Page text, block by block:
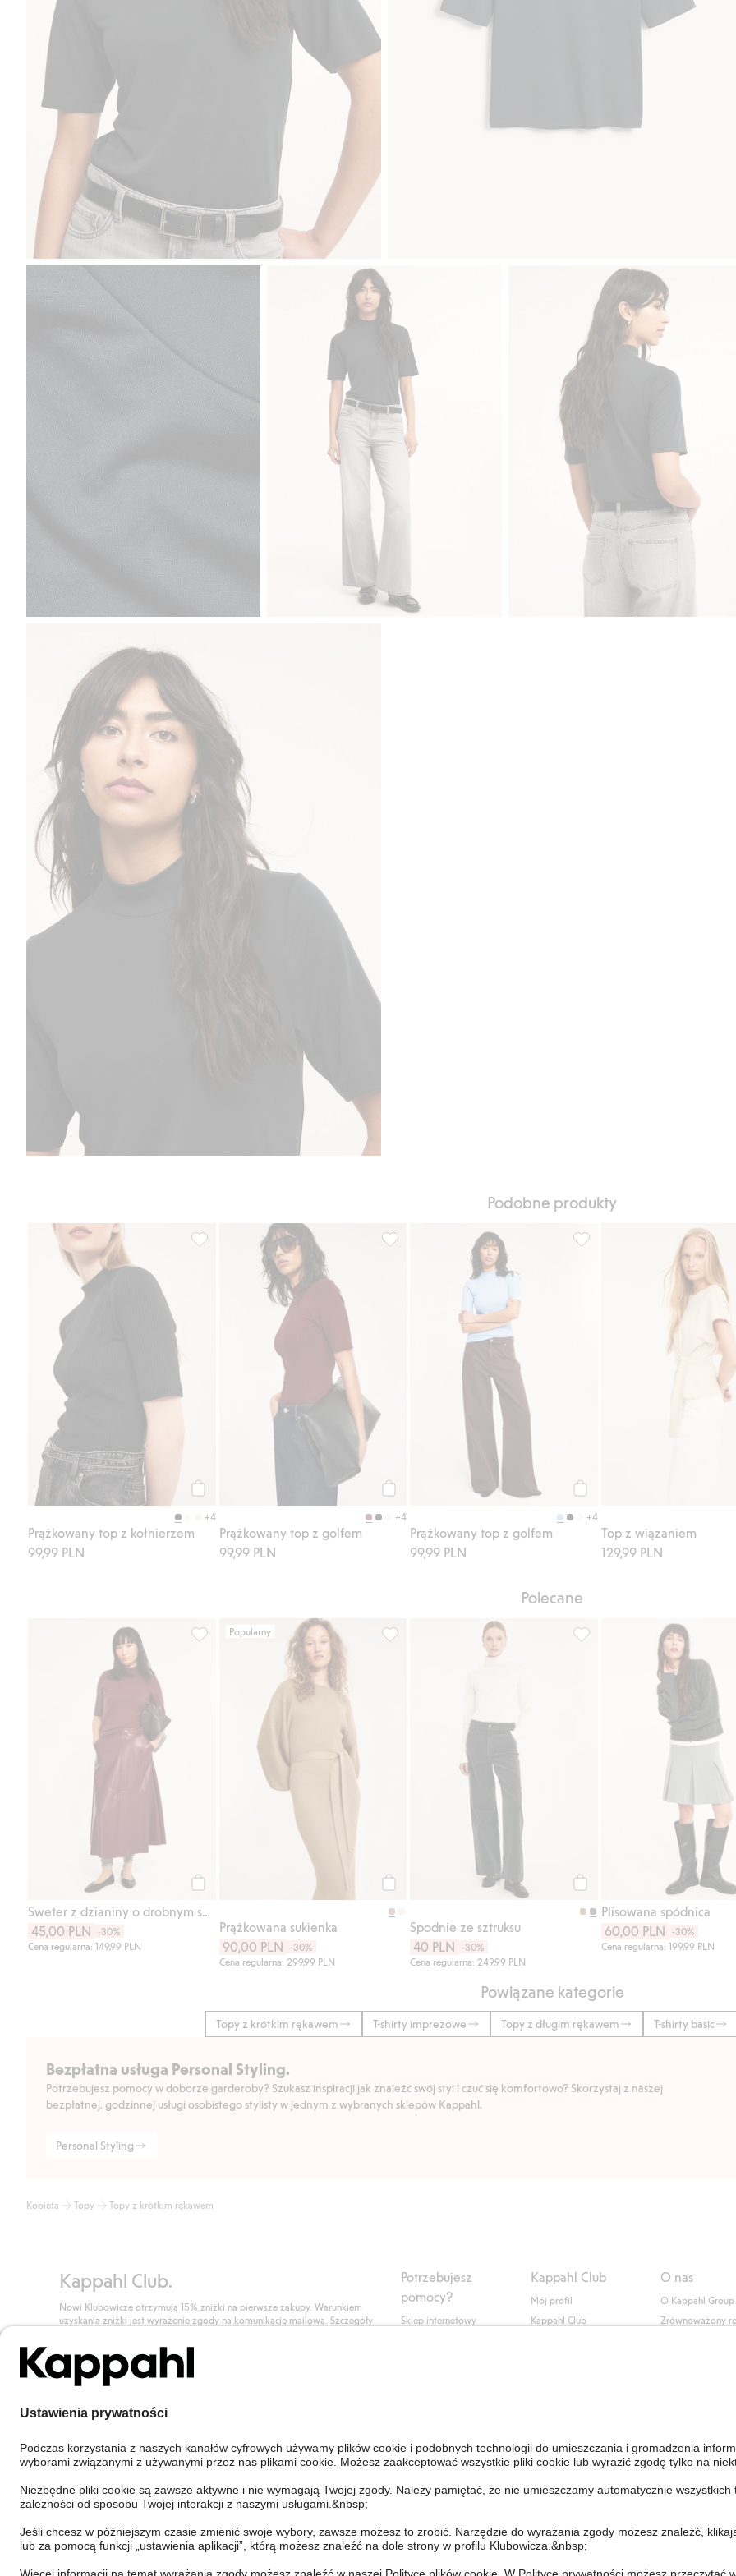
Podobne produkty
+4
Prążkowany top z kołnierzem
99,99 PLN
Prążkowany top z kołnierzem, Dodaj do listy ulubione
+4
Prążkowany top z golfem
99,99 PLN
Prążkowany top z golfem, Dodaj do listy ulubione
+4
Prążkowany top z golfem
99,99 PLN
Prążkowany top z golfem,
Top z wiązaniem
129,99 PLN
Polecane
45,00 PLN
-30%
Cena regularna: 149,99 PLN
Sweter z dzianiny o drobnym splocie, z mieszanki wełny, Dodaj do listy ulubione
Popularny
Prążkowana sukienka
90,00 PLN
-30%
Cena regularna: 299,99 PLN
Prążkowana sukienka, Dodaj do listy ulubione
Spodnie ze sztruksu
40 PLN
-30%
Cena regularna: 249,99 PLN
Spodnie ze sztruksu, Dodaj
Plisowana spódnica
60,00 PLN
-30%
Cena regularna: 199,99 PLN
Powiązane kategorie
Topy z krótkim rękawem T-shirty imprezowe Topy z długim rękawem T-shirty basic
Bezpłatna usługa Personal Styling.
Potrzebujesz pomocy w doborze garderoby? Szukasz inspiracji jak znaleźć swój styl i czuć się komfortowo? Skorzystaj z naszej
bezpłatnej, godzinnej usługi osobistego stylisty w jednym z wybranych sklepów Kappahl.
Personal Styling
Kobieta Topy Topy z krótkim rękawem
Kappahl Club.
Nowi Klubowicze otrzymują 15% zniżki na pierwsze zakupy. Warunkiem
uzyskania zniżki jest wyrażenie zgody na komunikację mailową. Szczegóły
Dołącz do Klubu!
Potrzebujesz
pomocy?
Sklep internetowy
Personal Styling
Odstąp od umowy
Kappahl Club
Mój profil
Kappahl Club
O nas
O Kappahl Group
Zrównoważony
Poland Zmień kraj